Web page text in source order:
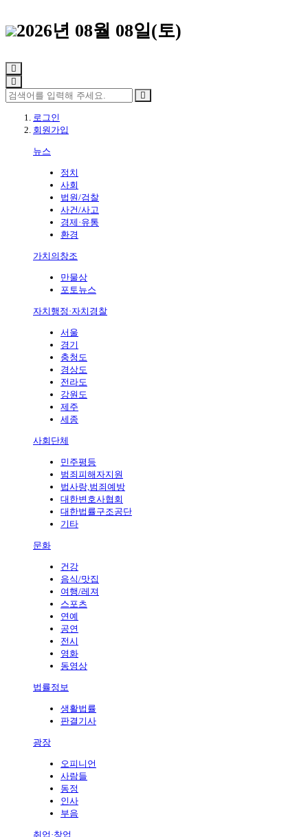
2026년 08월 08일(토)
로그인
회원가입
뉴스
정치
사회
법원/검찰
사건/사고
경제·유통
환경
가치의창조
만물상
포토뉴스
자치행정·자치경찰
서울
경기
충청도
경상도
전라도
강원도
제주
세종
사회단체
민주평등
범죄피해자지원
법사랑,범죄예방
대한변호사협회
대한법률구조공단
기타
문화
건강
음식/맛집
여행/레져
스포츠
연예
공연
전시
영화
동영상
법률정보
생활법률
판결기사
광장
오피니언
사람들
동정
인사
부음
취업·창업